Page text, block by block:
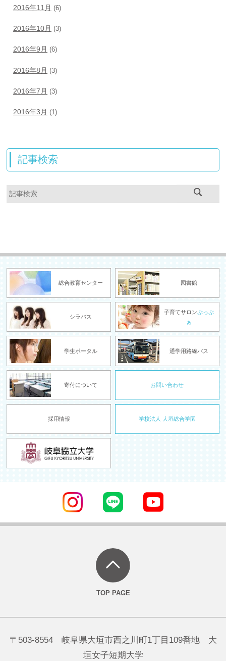
2016年11月 (6)
2016年10月 (3)
2016年9月 (6)
2016年8月 (3)
2016年7月 (3)
2016年3月 (1)
記事検索
総合教育センター 図書館
シラバス
子育てサロンぷっぷ
ぁ
学生ポータル 通学用路線バス
寄付について お問い合わせ
採用情報 学校法人 大垣総合学園
〒503-8554 岐阜県大垣市西之川町1丁目109番地 大
垣女子短期大学